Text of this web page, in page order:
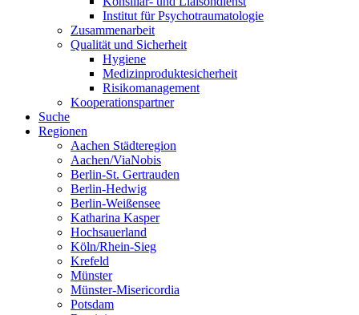
Institut für Psychotraumatologie
Zusammenarbeit
Qualität und Sicherheit
Hygiene
Medizinproduktesicherheit
Risikomanagement
Kooperationspartner
Suche
Regionen
Aachen Städteregion
Aachen/ViaNobis
Berlin-St. Gertrauden
Berlin-Hedwig
Berlin-Weißensee
Katharina Kasper
Hochsauerland
Köln/Rhein-Sieg
Krefeld
Münster
Münster-Misericordia
Potsdam